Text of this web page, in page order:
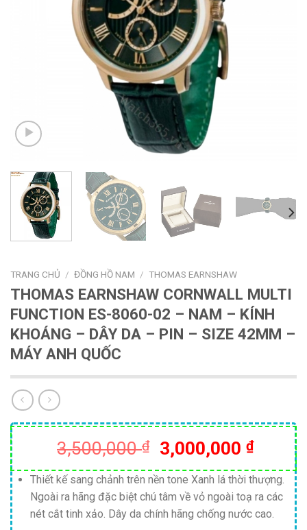
TRANG CHỦ / ĐỒNG HỒ NAM / THOMAS EARNSHAW
THOMAS EARNSHAW CORNWALL MULTI
FUNCTION ES-8060-02 – NAM – KÍNH
KHOÁNG – DÂY DA – PIN – SIZE 42MM –
MÁY ANH QUỐC
3,500,000₫
Giá
gốc
là:
3,500,000 ₫.
3,000,000 ₫Giá
hiện
tại
là:
Thiết kế sang chảnh trên nền tone Xanh lá thời thượng.
Ngoài ra hãng đặc biệt chú tâm về vỏ ngoài toạ ra các
nét cắt tinh xảo. Dây da chính hãng chống nước cao.